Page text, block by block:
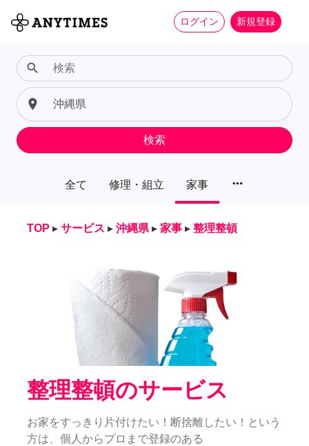
ログイン 新規登録
全て 修理・組立 家事 more_horiz
search
place
検索
TOP ▸ サービス ▸ 沖縄県 ▸ 家事 ▸ 整理整頓
整理整頓のサービス
お家をすっきり片付けたい！断捨離したい！という
方は、個人からプロまで登録のある